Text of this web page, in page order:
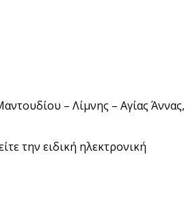
– Λίμνης – Αγίας Άννας,
την ειδική ηλεκτρονική